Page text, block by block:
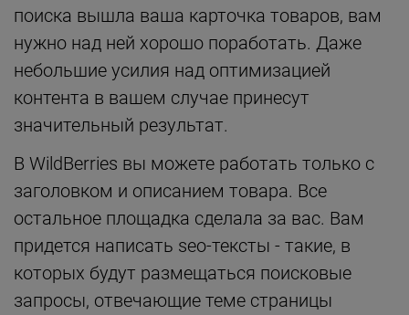
поиска вышла ваша карточка товаров, вам
нужно над ней хорошо поработать. Даже
небольшие усилия над оптимизацией
контента в вашем случае принесут
значительный результат.
В WildBerries вы можете работать только с
заголовком и описанием товара. Все
остальное площадка сделала за вас. Вам
придется написать seo-тексты - такие, в
которых будут размещаться поисковые
запросы, отвечающие теме страницы